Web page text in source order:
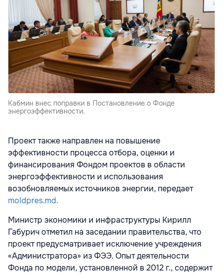
Кабмин внес поправки в Постановление о Фонде
энергоэффективности.
Проект также направлен на повышение
эффективности процесса отбора, оценки и
финансирования Фондом проектов в области
энергоэффективности и использования
возобновляемых источников энергии, передает
moldpres.md.
Министр экономики и инфраструктуры Кирилл
Габурич отметил на заседании правительства, что
проект предусматривает исключение учреждения
«Администратора» из ФЭЭ. Опыт деятельности
Фонда по модели, установленной в 2012 г., содержит